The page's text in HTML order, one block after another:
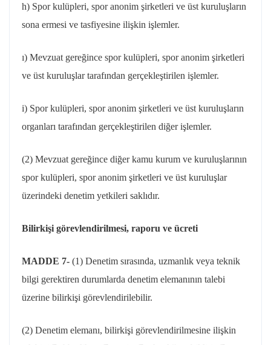
h) Spor kulüpleri, spor anonim şirketleri ve üst kuruluşların
sona ermesi ve tasfiyesine ilişkin işlemler.
ı) Mevzuat gereğince spor kulüpleri, spor anonim şirketleri
ve üst kuruluşlar tarafından gerçekleştirilen işlemler.
i) Spor kulüpleri, spor anonim şirketleri ve üst kuruluşların
organları tarafından gerçekleştirilen diğer işlemler.
(2) Mevzuat gereğince diğer kamu kurum ve kuruluşlarının
spor kulüpleri, spor anonim şirketleri ve üst kuruluşlar
üzerindeki denetim yetkileri saklıdır.
Bilirkişi görevlendirilmesi, raporu ve ücreti
MADDE 7- (1) Denetim sırasında, uzmanlık veya teknik
bilgi gerektiren durumlarda denetim elemanının talebi
üzerine bilirkişi görevlendirilebilir.
(2) Denetim elemanı, bilirkişi görevlendirilmesine ilişkin